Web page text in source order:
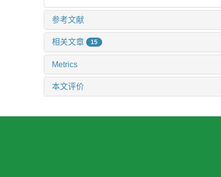
参考文献
相关文章 15
Metrics
本文评价